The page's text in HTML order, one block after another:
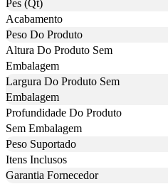
Pes (Qt)
Acabamento
Peso Do Produto
Altura Do Produto Sem
Embalagem
Largura Do Produto Sem
Embalagem
Profundidade Do Produto
Sem Embalagem
Peso Suportado
Itens Inclusos
Garantia Fornecedor